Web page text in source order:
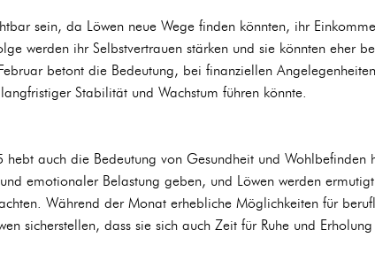
sein, da Löwen neue Wege finden könnten, ihr
werden ihr Selbstvertrauen stärken und sie könnten eher
betont die Bedeutung, bei finanziellen
Stabilität und Wachstum führen könnte.
auch die Bedeutung von Gesundheit und Wohlbefinden
emotionaler Belastung geben, und Löwen werden
Während der Monat erhebliche Möglichkeiten für
sicherstellen, dass sie sich auch Zeit für Ruhe und Erholung